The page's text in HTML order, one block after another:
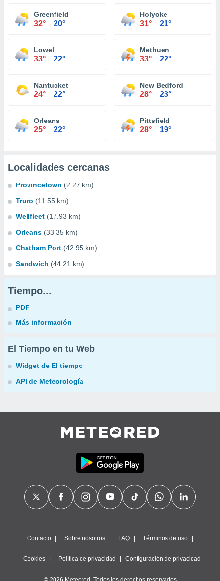
Greenfield
32° 20°
Holyoke
31° 21°
Lowell
33° 22°
Methuen
33° 22°
Nantucket
24° 22°
New Bedford
28° 23°
Orleans
25° 22°
Pittsfield
28° 19°
Localidades cercanas
Provincetown (2.27 km)
Truro (11.55 km)
Wellfleet (17.93 km)
Orleans (33.35 km)
Chatham Port (42.95 km)
Sandwich (44.21 km)
Tiempo...
PDF
Más información
El Tiempo en tu Web
Widget de El tiempo
API de Meteorología
Contacto Sobre nosotros FAQ Términos de uso
Cookies Política de privacidad Configuración de privacidad
© 2026 Meteored. Todos los derechos reservados